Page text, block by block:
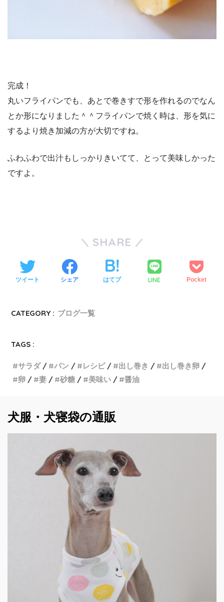
完成！
丸いフライパンでも、あとで巻きすで形を作れるのでなん
とか形になりました＾＾フライパンで焼く時は、形を気に
するより焼き加減の方が大切ですね。
ふわふわで出汁もしっかりきいてて、とって美味しかった
ですよ。
SHARE
ツイート シェア はてブ LINE Pocket
CATEGORY : ブログ一覧
TAGS :
サラダ パン レシピ 出し巻き
出し巻き卵
卵
妻 砂糖 美味い 醤油
犬服・犬寝袋の通販